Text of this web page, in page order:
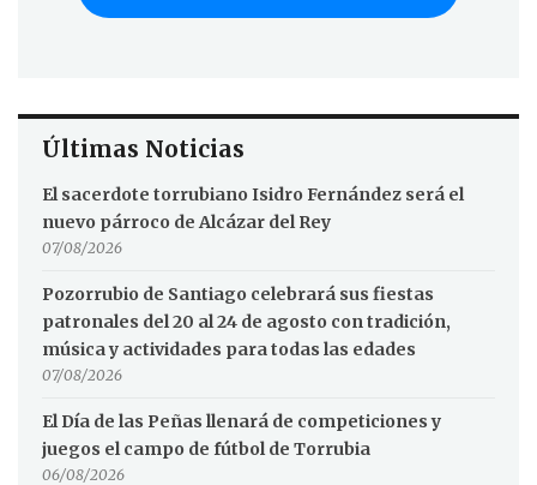
Últimas Noticias
El sacerdote torrubiano Isidro Fernández será el
nuevo párroco de Alcázar del Rey
07/08/2026
Pozorrubio de Santiago celebrará sus fiestas
patronales del 20 al 24 de agosto con tradición,
música y actividades para todas las edades
07/08/2026
El Día de las Peñas llenará de competiciones y
juegos el campo de fútbol de Torrubia
06/08/2026